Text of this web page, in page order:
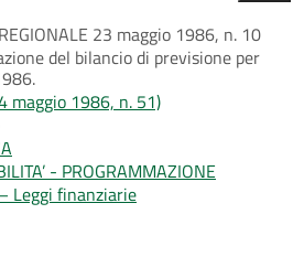
23 maggio 1986, n. 10
del bilancio di previsione per
maggio 1986, n. 51)
- PROGRAMMAZIONE
Leggi finanziarie